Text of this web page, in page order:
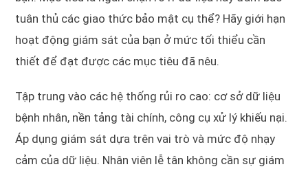
tuân thủ các giao thức bảo mật cụ thể? Hãy giới hạn
hoạt động giám sát của bạn ở mức tối thiểu cần
thiết để đạt được các mục tiêu đã nêu.
Tập trung vào các hệ thống rủi ro cao: cơ sở dữ liệu
bệnh nhân, nền tảng tài chính, công cụ xử lý khiếu nại.
Áp dụng giám sát dựa trên vai trò và mức độ nhạy
cảm của dữ liệu. Nhân viên lễ tân không cần sự giám